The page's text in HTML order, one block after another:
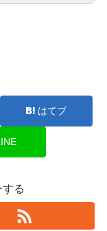
はてブ
る